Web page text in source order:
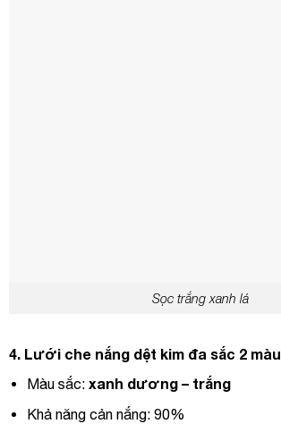
Sọc trắng xanh lá
4. Lưới che nắng dệt kim đa sắc 2 màu
Màu sắc: xanh dương – trắng
Khả năng cản nắng: 90%